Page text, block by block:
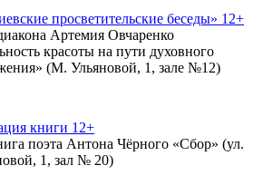
просветительские беседы» 12+
Артемия Овчаренко
красоты на пути духовного
(М. Ульяновой, 1, зале №12)
книги 12+
поэта Антона Чёрного «Сбор» (ул.
1, зал № 20)